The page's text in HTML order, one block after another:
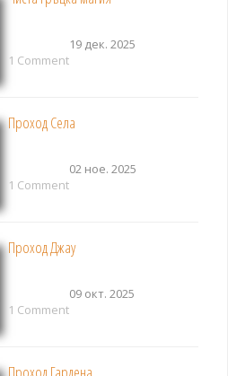
19 дек. 2025
1 Comment
Проход Села
02 ное. 2025
1 Comment
Проход Джау
09 окт. 2025
1 Comment
Проход Гардена